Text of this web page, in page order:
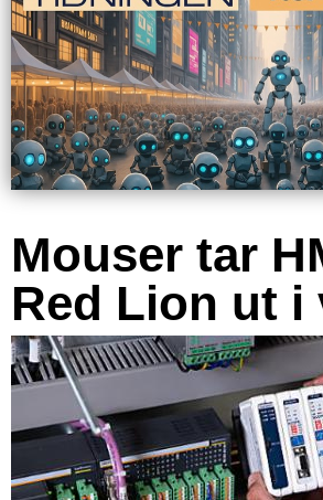
Mouser tar
Red Lion ut i